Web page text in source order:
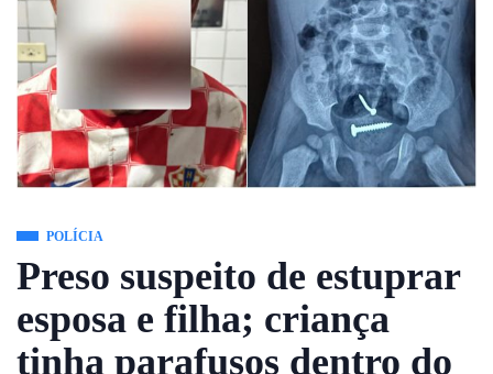
POLÍCIA
Preso suspeito de estuprar
esposa e filha; criança
tinha parafusos dentro do